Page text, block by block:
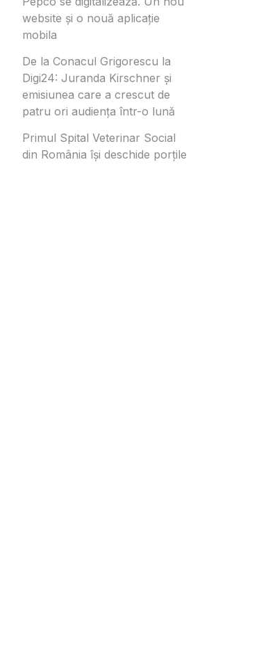
website și o nouă aplicație
mobila
De la Conacul Grigorescu la
Digi24: Juranda Kirschner și
emisiunea care a crescut de
patru ori audiența într-o lună
Primul Spital Veterinar Social
din România își deschide porțile